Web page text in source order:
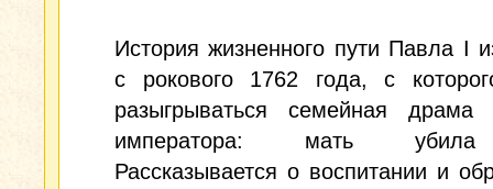
История жизненного пути Павла I
с рокового 1762 года, с
разыгрываться семейная драма
императора: мать
Рассказывается о воспитании и